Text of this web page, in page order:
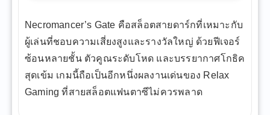
Necromancer’s Gate คือสล็อตสายดาร์กที่เหมาะกับ
ผู้เล่นที่ชอบความเสี่ยงสูงและรางวัลใหญ่ ด้วยฟีเจอร์
ซ้อนหลายชั้น ตัวคูณระดับโหด และบรรยากาศโกธิค
สุดเข้ม เกมนี้ถือเป็นอีกหนึ่งผลงานเด่นของ Relax
Gaming ที่สายสล็อตแฟนตาซีไม่ควรพลาด